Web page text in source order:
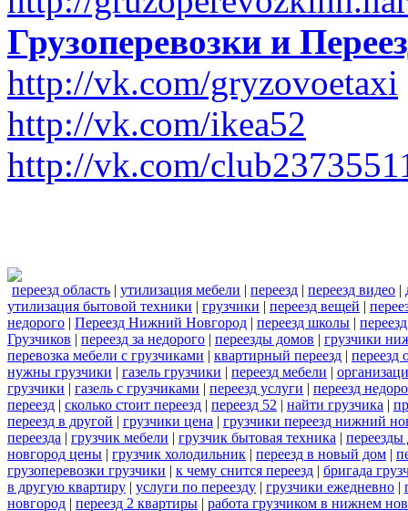
Грузоперевозки и
http://vk.com/gryzovoetaxi
http://vk.com/ikea52
http://vk.com/
переезд область | утилизация мебели | переезд | переезд видео |
утилизация бытовой техники | грузчики | переезд вещей |
недорого | Переезд Нижний Новгород | переезд школы |
Грузчиков | переезд за недорого | переезды домов | грузчики
перевозка мебели с грузчиками | квартирный переезд | переезд
нужны грузчики | газель грузчики | переезд мебели |
грузчики | газель с грузчиками | переезд услуги | переезд
переезд | сколько стоит переезд | переезд 52 | найти грузчика |
переезд в другой | грузчики цена | грузчики переезд нижний
переезда | грузчик мебели | грузчик бытовая техника | переезды
новгород цены | грузчик холодильник | переезд в новый дом |
грузоперевозки грузчики | к чему снится переезд | бригада
в другую квартиру | услуги по переезду | грузчики ежедневно |
новгород | переезд 2 квартиры | работа грузчиком в нижнем